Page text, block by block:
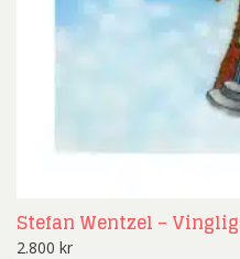
Stefan Wentzel –
2.800 kr